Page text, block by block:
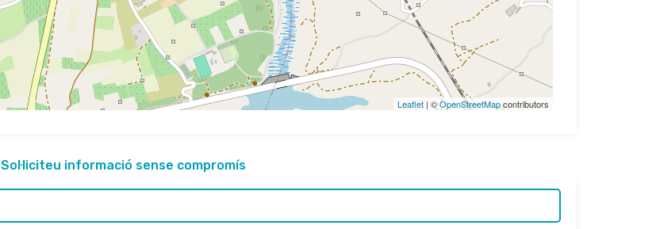
Leaflet | ©OpenStreetMapcontributors
Sol·liciteu informació sense compromís